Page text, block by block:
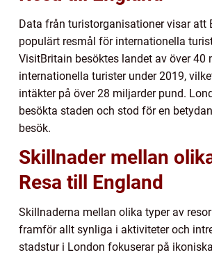
Data från turistorganisationer visar att
populärt resmål för internationella
VisitBritain besöktes landet av över 40
internationella turister under 2019,
intäkter på över 28 miljarder pund.
besökta staden och stod för en
besök.
Skillnader mellan
Resa till England
Skillnaderna mellan olika typer av
framför allt synliga i aktiviteter och
stadstur i London fokuserar på